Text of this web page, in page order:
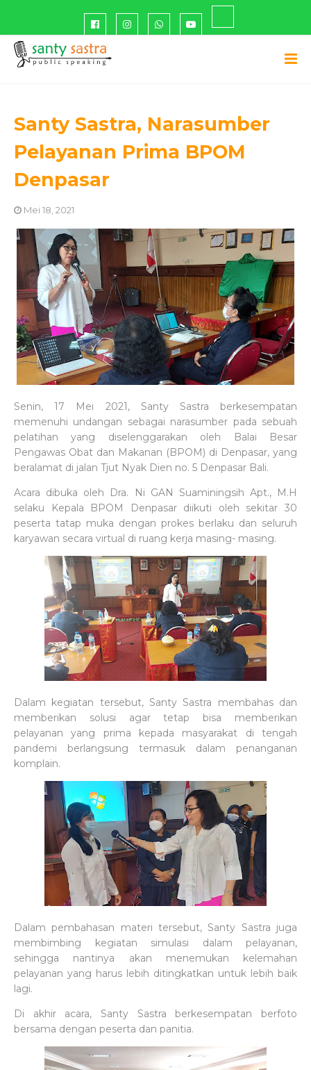
Santy Sastra, Narasumber
Pelayanan Prima BPOM
Denpasar
Mei 18, 2021
Senin, 17 Mei 2021, Santy Sastra berkesempatan
memenuhi undangan sebagai narasumber pada sebuah
pelatihan yang diselenggarakan oleh Balai Besar
Pengawas Obat dan Makanan (BPOM) di Denpasar, yang
beralamat di jalan Tjut Nyak Dien no. 5 Denpasar Bali.
Acara dibuka oleh Dra. Ni GAN Suaminingsih Apt., M.H
selaku Kepala BPOM Denpasar diikuti oleh sekitar 30
peserta tatap muka dengan prokes berlaku dan seluruh
karyawan secara virtual di ruang kerja masing- masing.
Dalam kegiatan tersebut, Santy Sastra membahas dan
memberikan solusi agar tetap bisa memberikan
pelayanan yang prima kepada masyarakat di tengah
pandemi berlangsung termasuk dalam penanganan
komplain.
Dalam pembahasan materi tersebut, Santy Sastra juga
membimbing kegiatan simulasi dalam pelayanan,
sehingga nantinya akan menemukan kelemahan
pelayanan yang harus lebih ditingkatkan untuk lebih baik
lagi.
Di akhir acara, Santy Sastra berkesempatan berfoto
bersama dengan peserta dan panitia.